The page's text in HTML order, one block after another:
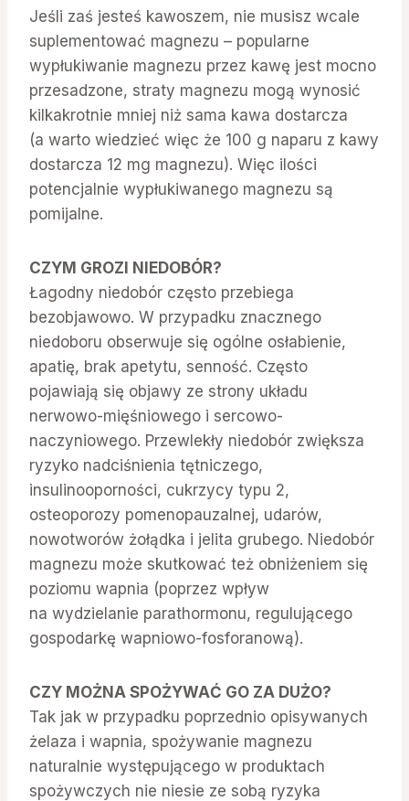
Jeśli zaś jesteś kawoszem, nie musisz wcale
suplementować magnezu – popularne
wypłukiwanie magnezu przez kawę jest mocno
przesadzone, straty magnezu mogą wynosić
kilkakrotnie mniej niż sama kawa dostarcza
(a warto wiedzieć więc że 100 g naparu z kawy
dostarcza 12 mg magnezu). Więc ilości
potencjalnie wypłukiwanego magnezu są
pomijalne.
CZYM GROZI NIEDOBÓR?
Łagodny niedobór często przebiega
bezobjawowo. W przypadku znacznego
niedoboru obserwuje się ogólne osłabienie,
apatię, brak apetytu, senność. Często
pojawiają się objawy ze strony układu
nerwowo-mięśniowego i sercowo-
naczyniowego. Przewlekły niedobór zwiększa
ryzyko nadciśnienia tętniczego,
insulinooporności, cukrzycy typu 2,
osteoporozy pomenopauzalnej, udarów,
nowotworów żołądka i jelita grubego. Niedobór
magnezu może skutkować też obniżeniem się
poziomu wapnia (poprzez wpływ
na wydzielanie parathormonu, regulującego
gospodarkę wapniowo-fosforanową).
CZY MOŻNA SPOŻYWAĆ GO ZA DUŻO?
Tak jak w przypadku poprzednio opisywanych
żelaza i wapnia, spożywanie magnezu
naturalnie występującego w produktach
spożywczych nie niesie ze sobą ryzyka